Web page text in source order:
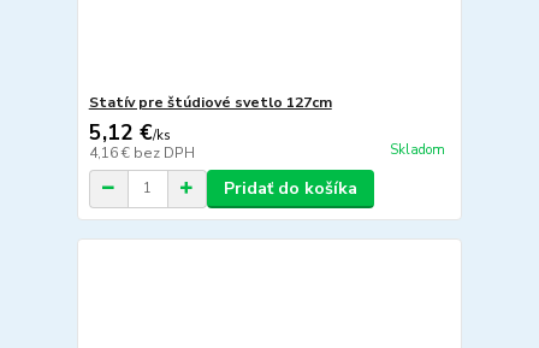
Statív pre štúdiové svetlo 127cm
5,12 €/ks
4,16 € bez DPH Skladom
Pridať do košíka